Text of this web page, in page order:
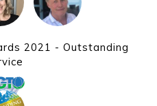
2021 - Outstanding